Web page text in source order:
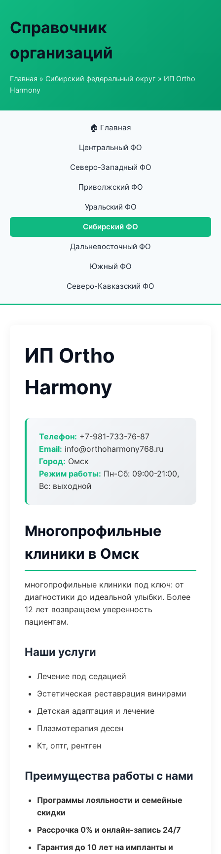
Справочник
организаций
Главная » Сибирский федеральный округ » ИП Ortho
Harmony
🏠 Главная
Центральный ФО
Северо-Западный ФО
Приволжский ФО
Уральский ФО
Сибирский ФО
Дальневосточный ФО
Южный ФО
Северо-Кавказский ФО
ИП Ortho
Harmony
Телефон: +7-981-733-76-87
Email: info@orthoharmony768.ru
Город: Омск
Режим работы: Пн-Сб: 09:00-21:00,
Вс: выходной
Многопрофильные
клиники в Омск
многопрофильные клиники под ключ: от
диагностики до идеальной улыбки. Более
12 лет возвращаем уверенность
пациентам.
Наши услуги
Лечение под седацией
Эстетическая реставрация винирами
Детская адаптация и лечение
Плазмотерапия десен
Кт, оптг, рентген
Преимущества работы с нами
Программы лояльности и семейные
скидки
Рассрочка 0% и онлайн-запись 24/7
Гарантия до 10 лет на импланты и